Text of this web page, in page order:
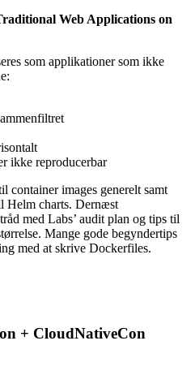
Web Applications on
som applikationer som ikke
ikke reproducerbar
container images generelt samt
Helm charts. Dernæst
med Labs’ audit plan og tips til
Mange gode begyndertips
med at skrive Dockerfiles.
+ CloudNativeCon